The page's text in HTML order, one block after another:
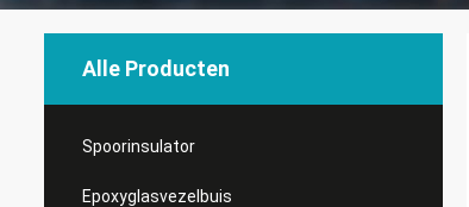
Alle Producten
Spoorinsulator
Epoxyglasvezelbuis